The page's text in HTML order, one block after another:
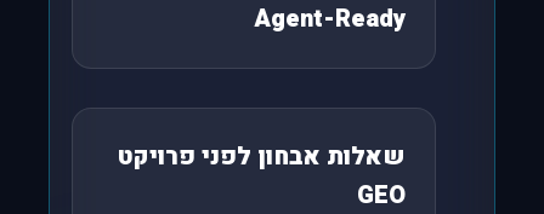
Agent-Ready
שאלות אבחון לפני פרויקט
GEO